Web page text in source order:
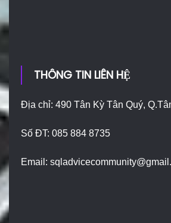
THÔNG TIN LIÊN HỆ
Địa chỉ: 490 Tân Kỳ Tân Quý,
Số ĐT: 085 884 8735
Email: